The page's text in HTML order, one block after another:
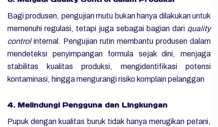
Bagi produsen, pengujian mutu bukan hanya dilakukan untuk
memenuhi regulasi, tetapi juga sebagai bagian dari quality
controlinternal. Pengujian rutin membantu produsen dalam
mendeteksi penyimpangan formula sejak dini, menjaga
stabilitas kualitas produksi, mengidentifikasi potensi
kontaminasi, hingga mengurangi risiko komplain pelanggan
4. Melindungi Pengguna dan Lingkungan
Pupuk dengan kualitas buruk tidak hanya merugikan petani,